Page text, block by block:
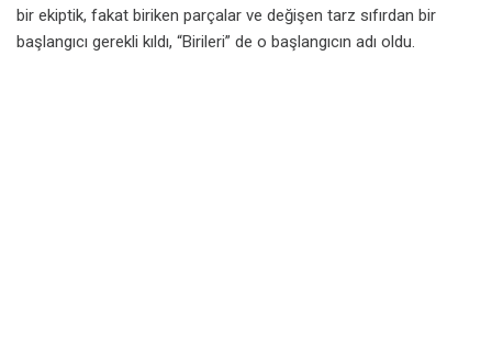
bir ekiptik, fakat biriken parçalar ve değişen tarz sıfırdan bir
başlangıcı gerekli kıldı, “Birileri” de o başlangıcın adı oldu.